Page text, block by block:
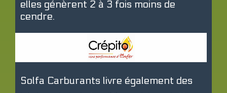
elles génèrent 2 à 3 fois moins de
cendre.
Solfa Carburants livre également des